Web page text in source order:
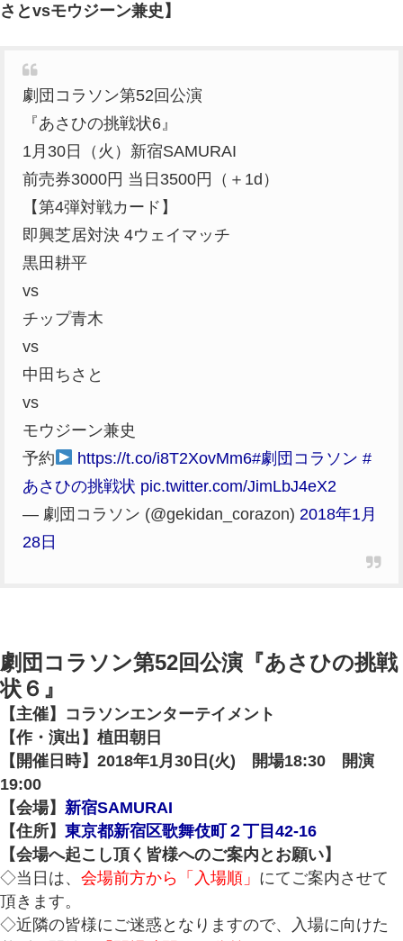
さとvsモウジーン兼史】
劇団コラソン第52回公演
『あさひの挑戦状6』
1月30日（火）新宿SAMURAI
前売券3000円 当日3500円（＋1d）
【第4弾対戦カード】
即興芝居対決 4ウェイマッチ
黒田耕平
vs
チップ青木
vs
中田ちさと
vs
モウジーン兼史
予約
https://t.co/i8T2XovMm6#劇団コラソン #
あさひの挑戦状 pic.twitter.com/JimLbJ4eX2
— 劇団コラソン (@gekidan_corazon) 2018年1月
28日
劇団コラソン第52回公演『あさひの挑戦
状６』
【主催】コラソンエンターテイメント
【作・演出】植田朝日
【開催日時】2018年1月30日(火) 開場18:30 開演
19:00
【会場】 新宿SAMURAI
【住所】 東京都新宿区歌舞伎町２丁目42-16
【会場へ起こし頂く皆様へのご案内とお願い】
◇当日は、 会場前方から「入場順」 にてご案内させて
頂きます。
◇近隣の皆様にご迷惑となりますので、入場に向けた